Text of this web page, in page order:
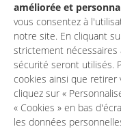
améliorée et
vous consentez à
notre site. En cliquant
strictement
sécurité seront utilisés.
cookies ainsi que
cliquez sur «
« Cookies » en bas
les données